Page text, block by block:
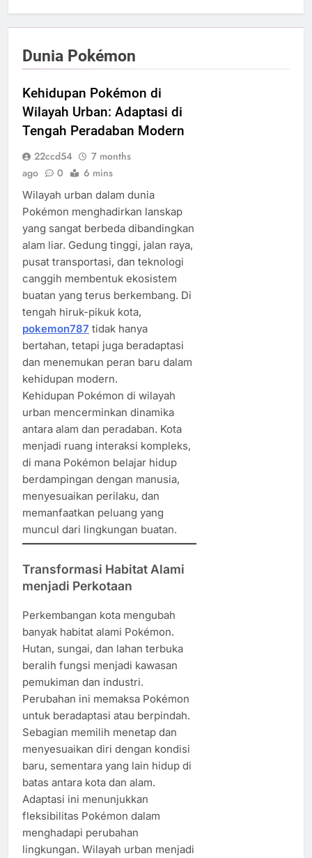
Dunia Pokémon
Kehidupan Pokémon di
Wilayah Urban: Adaptasi di
Tengah Peradaban Modern
22ccd54
7 months
ago
0 6 mins
Wilayah urban dalam dunia
Pokémon menghadirkan lanskap
yang sangat berbeda dibandingkan
alam liar. Gedung tinggi, jalan raya,
pusat transportasi, dan teknologi
canggih membentuk ekosistem
buatan yang terus berkembang. Di
tengah hiruk-pikuk kota,
pokemon787 tidak hanya
bertahan, tetapi juga beradaptasi
dan menemukan peran baru dalam
kehidupan modern.
Kehidupan Pokémon di wilayah
urban mencerminkan dinamika
antara alam dan peradaban. Kota
menjadi ruang interaksi kompleks,
di mana Pokémon belajar hidup
berdampingan dengan manusia,
menyesuaikan perilaku, dan
memanfaatkan peluang yang
muncul dari lingkungan buatan.
Transformasi Habitat Alami
menjadi Perkotaan
Perkembangan kota mengubah
banyak habitat alami Pokémon.
Hutan, sungai, dan lahan terbuka
beralih fungsi menjadi kawasan
pemukiman dan industri.
Perubahan ini memaksa Pokémon
untuk beradaptasi atau berpindah.
Sebagian memilih menetap dan
menyesuaikan diri dengan kondisi
baru, sementara yang lain hidup di
batas antara kota dan alam.
Adaptasi ini menunjukkan
fleksibilitas Pokémon dalam
menghadapi perubahan
lingkungan. Wilayah urban menjadi